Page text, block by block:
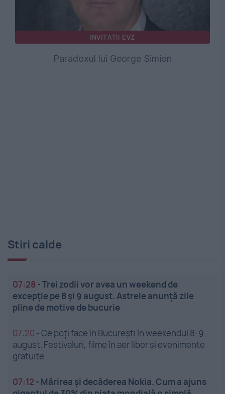
INVITATII EVZ
Paradoxul lui George Simion
Stiri calde
07:28 -Trei zodii vor avea un weekend de
excepție pe 8 și 9 august. Astrele anunță zile
pline de motive de bucurie
07:20 -Ce poți face în București în weekendul 8-9
august. Festivaluri, filme în aer liber și evenimente
gratuite
07:12 - Mărirea și decăderea Nokia. Cum a ajuns